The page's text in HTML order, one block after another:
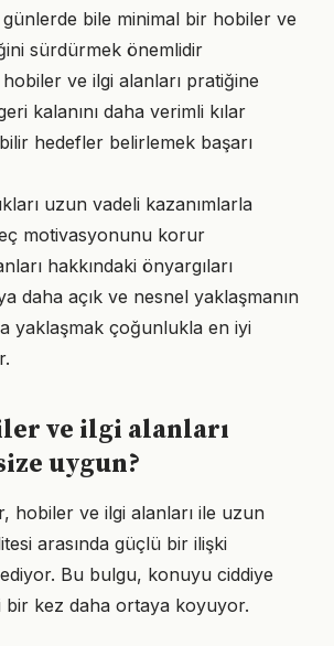
bile minimal bir hobiler ve
sürdürmek önemlidir
ve ilgi alanları pratiğine
kalanını daha verimli kılar
hedefler belirlemek başarı
uzun vadeli kazanımlarla
motivasyonunu korur
hakkındaki önyargıları
daha açık ve nesnel yaklaşmanın
yaklaşmak çoğunlukla en iyi
ve ilgi alanları
uygun?
hobiler ve ilgi alanları ile uzun
arasında güçlü bir ilişki
Bu bulgu, konuyu ciddiye
bir kez daha ortaya koyuyor.